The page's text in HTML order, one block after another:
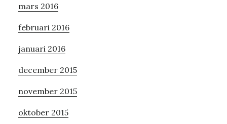
mars 2016
februari 2016
januari 2016
december 2015
november 2015
oktober 2015